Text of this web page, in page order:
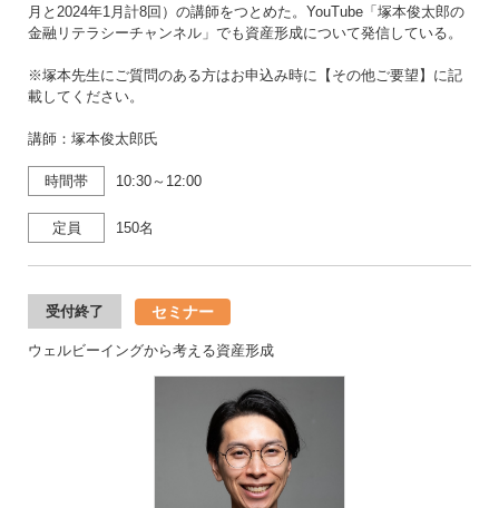
月と2024年1月計8回）の講師をつとめた。YouTube「塚本俊太郎の
金融リテラシーチャンネル」でも資産形成について発信している。
※塚本先生にご質問のある方はお申込み時に【その他ご要望】に記
載してください。
講師：塚本俊太郎氏
時間帯 10:30～12:00
定員 150名
受付終了 セミナー
ウェルビーイングから考える資産形成